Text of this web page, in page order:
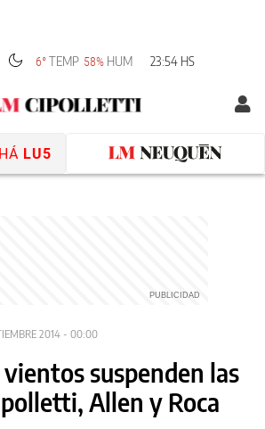
6°TEMP 58% HUM 23:54 HS
LU5
2014 - 00:00
suspenden las
Allen y Roca